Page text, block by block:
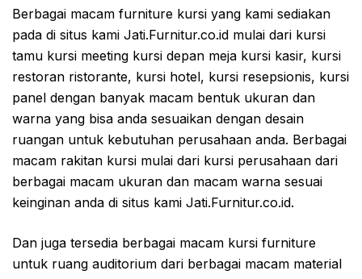
Berbagai macam furniture kursi yang kami sediakan
pada di situs kami Jati.Furnitur.co.id mulai dari kursi
tamu kursi meeting kursi depan meja kursi kasir, kursi
restoran ristorante, kursi hotel, kursi resepsionis, kursi
panel dengan banyak macam bentuk ukuran dan
warna yang bisa anda sesuaikan dengan desain
ruangan untuk kebutuhan perusahaan anda. Berbagai
macam rakitan kursi mulai dari kursi perusahaan dari
berbagai macam ukuran dan macam warna sesuai
keinginan anda di situs kami Jati.Furnitur.co.id.
Dan juga tersedia berbagai macam kursi furniture
untuk ruang auditorium dari berbagai macam material